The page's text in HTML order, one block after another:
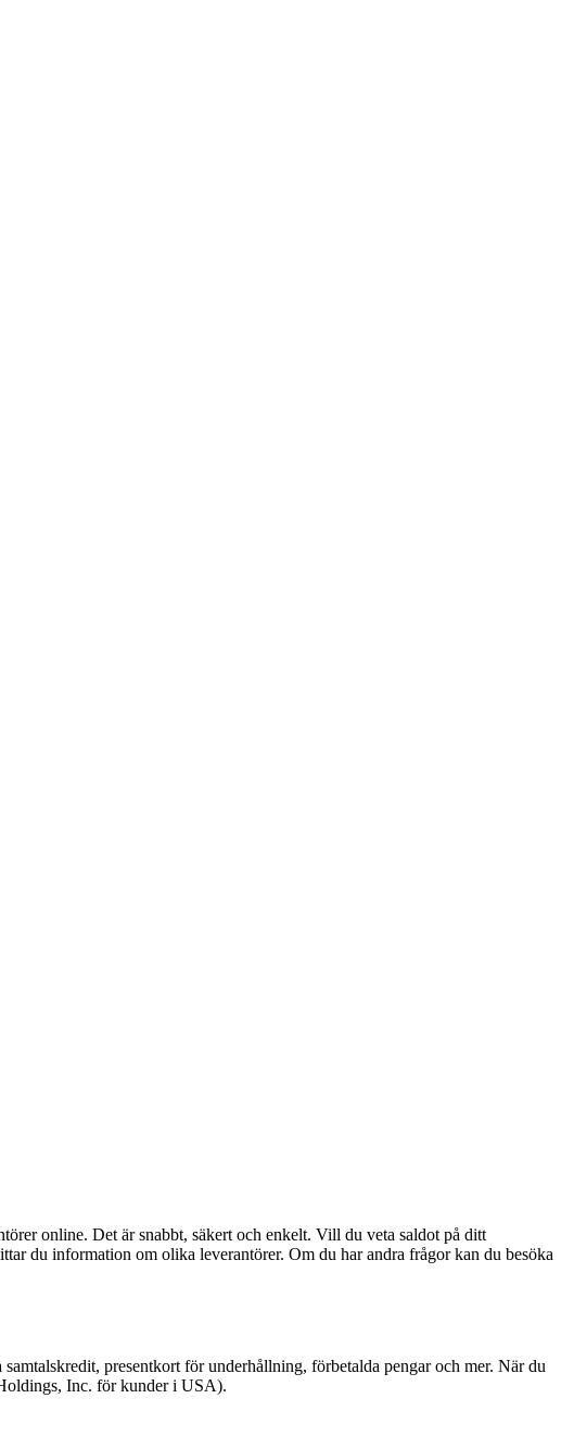
online. Det är snabbt, säkert och enkelt. Vill du veta saldot på ditt
du information om olika leverantörer. Om du har andra frågor kan du besöka
presentkort för underhållning, förbetalda pengar och mer. När du
Inc. för kunder i USA).